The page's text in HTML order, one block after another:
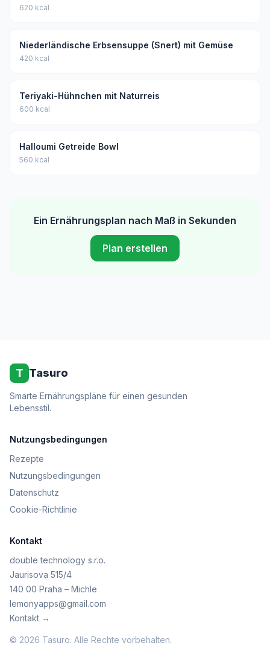
620 kcal
Niederländische Erbsensuppe (Snert) mit Gemüse
420 kcal
Teriyaki-Hühnchen mit Naturreis
600 kcal
Halloumi Getreide Bowl
560 kcal
Ein Ernährungsplan nach Maß in Sekunden
Plan erstellen
T Tasuro
Smarte Ernährungspläne für einen gesunden
Lebensstil.
Nutzungsbedingungen
Rezepte
Nutzungsbedingungen
Datenschutz
Cookie-Richtlinie
Kontakt
double technology s.r.o.
Jaurisova 515/4
140 00 Praha – Michle
lemonyapps@gmail.com
Kontakt →
© 2026 Tasuro. Alle Rechte vorbehalten.